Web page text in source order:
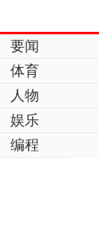
要闻
体育
人物
娱乐
编程